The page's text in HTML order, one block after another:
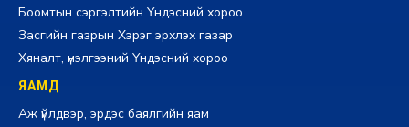
Боомтын сэргэлтийн Үндэсний хороо
Засгийн газрын Хэрэг эрхлэх газар
Хяналт, үнэлгээний Үндэсний хороо
ЯАМД
Аж үйлдвэр, эрдэс баялгийн яам